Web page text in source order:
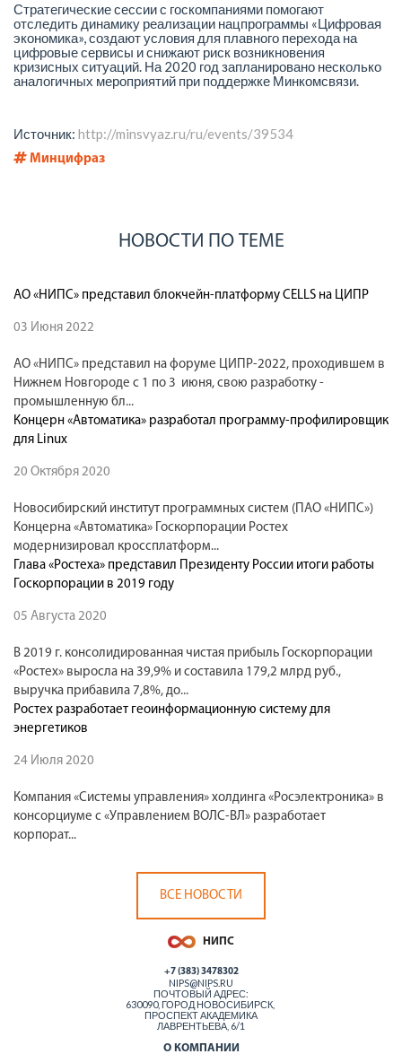
Стратегические сессии с госкомпаниями помогают
отследить динамику реализации нацпрограммы «Цифровая
экономика», создают условия для плавного перехода на
цифровые сервисы и снижают риск возникновения
кризисных ситуаций. На 2020 год запланировано несколько
аналогичных мероприятий при поддержке Минкомсвязи.
Источник: http://minsvyaz.ru/ru/events/39534
Минцифраз
НОВОСТИ ПО ТЕМЕ
АО «НИПС» представил блокчейн-платформу CELLS на ЦИПР
03 Июня 2022
АО «НИПС» представил на форуме ЦИПР-2022, проходившем в
Нижнем Новгороде с 1 по 3 июня, свою разработку -
промышленную бл...
Концерн «Автоматика» разработал программу-профилировщик
для Linux
20 Октября 2020
Новосибирский институт программных систем (ПАО «НИПС»)
Концерна «Автоматика» Госкорпорации Ростех
модернизировал кроссплатформ...
Глава «Ростеха» представил Президенту России итоги работы
Госкорпорации в 2019 году
05 Августа 2020
В 2019 г. консолидированная чистая прибыль Госкорпорации
«Ростех» выросла на 39,9% и составила 179,2 млрд руб.,
выручка прибавила 7,8%, до...
Ростех разработает геоинформационную систему для
энергетиков
24 Июля 2020
Компания «Системы управления» холдинга «Росэлектроника» в
консорциуме с «Управлением ВОЛС-ВЛ» разработает
корпорат...
ВСЕ НОВОСТИ
+7 (383) 3478302
NIPS@NIPS.RU
ПОЧТОВЫЙ АДРЕС:
630090, ГОРОД НОВОСИБИРСК,
ПРОСПЕКТ АКАДЕМИКА
ЛАВРЕНТЬЕВА, 6/1
О КОМПАНИИ